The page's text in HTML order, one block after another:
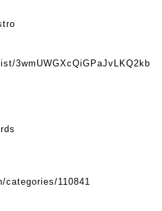
3wmUWGXcQiGPaJvLKQ2kb
categories/110841